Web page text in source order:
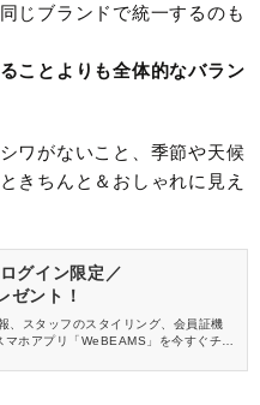
じブランドで統一するのも
ことよりも全体的なバラン
ワがないこと、季節や天候
きちんと＆おしゃれに見え
グイン限定／
ゼント！
、スタッフのスタイリング、会員証機
ホアプリ「WeBEAMS」を今すぐチェ